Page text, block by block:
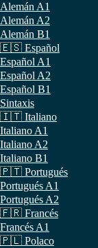
Alemán A1
Alemán A2
Alemán B1
🇪🇸 Español
Español A1
Español A2
Español B1
Sintaxis
🇮🇹 Italiano
Italiano A1
Italiano A2
Italiano B1
🇵🇹 Portugués
Portugués A1
Portugués A2
🇫🇷 Francés
Francés A1
🇵🇱 Polaco